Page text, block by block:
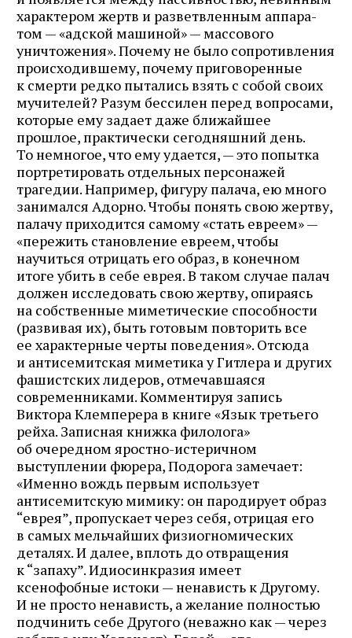
характером жертв и разветвленным аппара­
том — «адской машиной» — массового
уничтожения». Почему не было сопротивления
происходившему, почему приговоренные
к смерти редко пытались взять с собой своих
мучителей? Разум бессилен перед вопросами,
которые ему задает даже ближайшее
прошлое, практически сегодняшний день.
То немногое, что ему удается, — это попытка
портретировать отдельных персонажей
трагедии. Например, фигуру палача, ею много
занимался Адорно. Чтобы понять свою жертву,
палачу приходится самому «стать евреем» —
«пере­жить становление евреем, чтобы
научиться отрицать его образ, в конечном
итоге убить в себе еврея. В таком случае палач
должен исследовать свою жертву, опираясь
на собственные миметические способности
(развивая их), быть готовым повторить все
ее характерные черты поведения». Отсюда
и антисемитская миметика у Гитлера и других
фашистских лидеров, отмечавшаяся
современниками. Комментируя запись
Виктора Клемперера в книге «Язык третьего
рейха. Записная книжка филолога»
об очередном яростно-истеричном
выступлении фюрера, Подорога замечает:
«Именно вождь первым использует
антисемитскую мимику: он пародирует образ
“еврея”, пропускает через себя, отрицая его
в самых мельчайших фи­зиогномических
деталях. И далее, вплоть до отвращения
к “запаху”. Идио­синкразия имеет
ксенофобные истоки — ненависть к Другому.
И не просто ненависть, а желание полностью
подчинить себе Другого (неважно как — че­рез
почте
Подписаться